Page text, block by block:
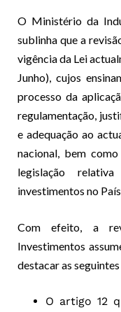
O Ministério da
sublinha que a
vigência da Lei
Junho), cujos
processo da
regulamentação,
e adequação ao
nacional, bem
legislação
investimentos no
Com efeito, a
Investimentos
destacar as
O artigo 12